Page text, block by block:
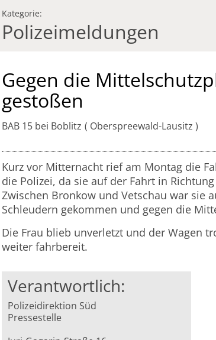
Kategorie:
Polizeimeldungen
Gegen die
gestoßen
BAB 15 bei Boblitz Oberspreewald-Lausitz
Kurz vor Mitternacht rief am Montag die
die Polizei, da sie auf der Fahrt in
Zwischen Bronkow und Vetschau war sie
Schleudern gekommen und gegen die
Die Frau blieb unverletzt und der Wagen
weiter fahrbereit.
Verantwortlich:
Polizeidirektion Süd
Pressestelle